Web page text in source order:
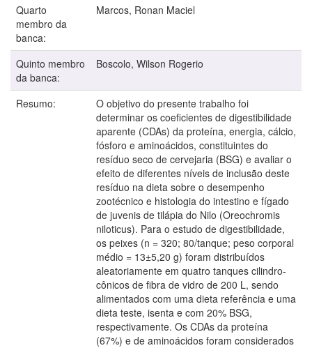
Quarto
membro da
banca:
Marcos, Ronan Maciel
Quinto membro
da banca:
Boscolo, Wilson Rogerio
Resumo:
O objetivo do presente trabalho foi
determinar os coeficientes de digestibilidade
aparente (CDAs) da proteína, energia, cálcio,
fósforo e aminoácidos, constituintes do
resíduo seco de cervejaria (BSG) e avaliar o
efeito de diferentes níveis de inclusão deste
resíduo na dieta sobre o desempenho
zootécnico e histologia do intestino e fígado
de juvenis de tilápia do Nilo (Oreochromis
niloticus). Para o estudo de digestibilidade,
os peixes (n = 320; 80/tanque; peso corporal
médio = 13±5,20 g) foram distribuídos
aleatoriamente em quatro tanques cilindro-
cônicos de fibra de vidro de 200 L, sendo
alimentados com uma dieta referência e uma
dieta teste, isenta e com 20% BSG,
respectivamente. Os CDAs da proteína
(67%) e de aminoácidos foram considerados